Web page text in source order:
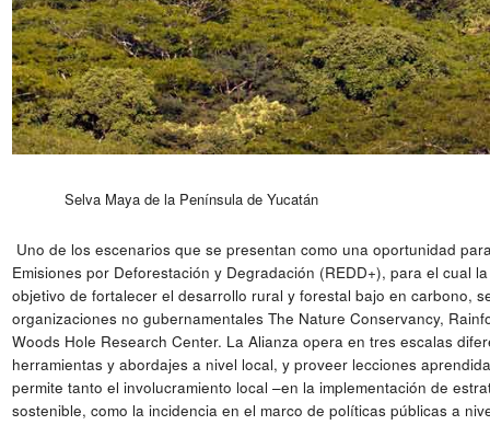
Selva Maya de la Península de Yucatán
Uno de los escenarios que se presentan como una oportunidad
Emisiones por Deforestación y Degradación (REDD+), para el cual
objetivo de fortalecer el desarrollo rural y forestal bajo en carbono,
organizaciones no gubernamentales The Nature Conservancy,
Woods Hole Research Center. La Alianza opera en tres escalas
herramientas y abordajes a nivel local, y proveer lecciones
permite tanto el involucramiento local –en la implementación de
sostenible, como la incidencia en el marco de políticas públicas a